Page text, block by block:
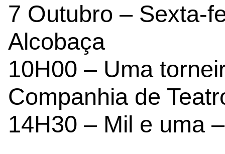
7 Outubro – Sexta-
Alcobaça
10H00 – Uma
Companhia de
14H30 – Mil e uma